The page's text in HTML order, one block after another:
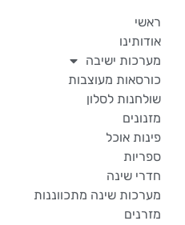
ראשי
אודותינו
מערכות ישיבה
כורסאות מעוצבות
שולחנות לסלון
מזנונים
פינות אוכל
ספריות
חדרי שינה
מערכות שינה מתכווננות
מזרנים